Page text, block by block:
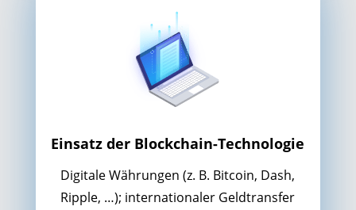
Einsatz der Blockchain-Technologie
Digitale Währungen (z. B. Bitcoin, Dash,
Ripple, …); internationaler Geldtransfer